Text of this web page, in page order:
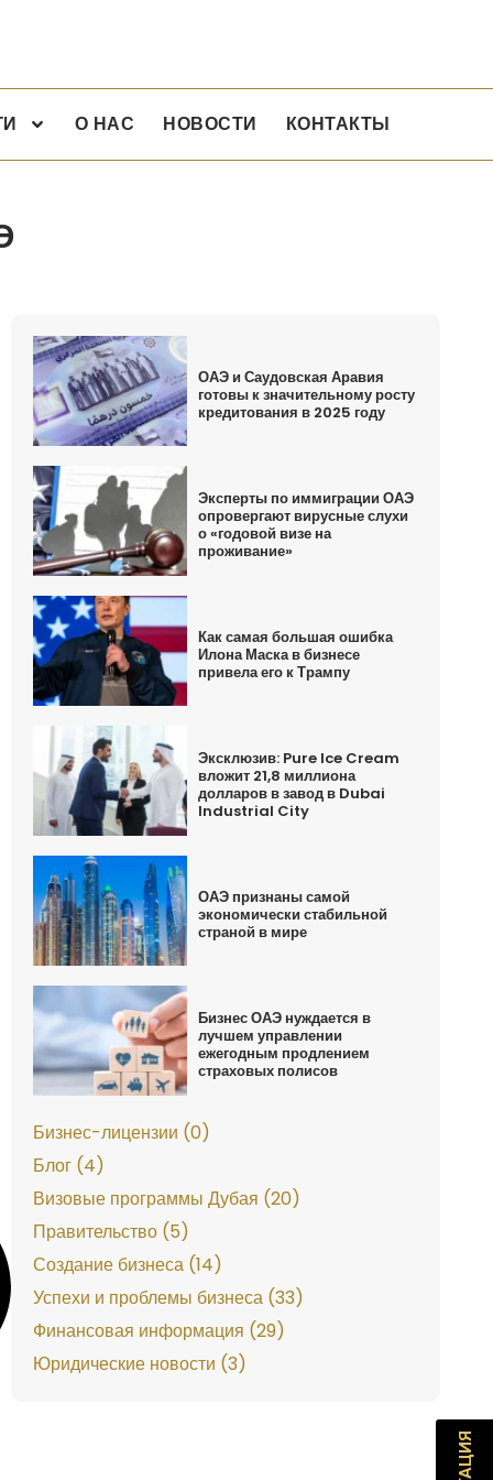
О НАС НОВОСТИ КОНТАКТЫ
ОАЭ и Саудовская Аравия
готовы к значительному росту
кредитования в 2025 году
Эксперты по иммиграции ОАЭ
опровергают вирусные слухи
о «годовой визе на
проживание»
Как самая большая ошибка
Илона Маска в бизнесе
привела его к Трампу
Эксклюзив: Pure Ice Cream
вложит 21,8 миллиона
долларов в завод в Dubai
Industrial City
ОАЭ признаны самой
экономически стабильной
страной в мире
Бизнес ОАЭ нуждается в
лучшем управлении
ежегодным продлением
страховых полисов
Бизнес-лицензии (0)
Блог (4)
Визовые программы Дубая (20)
Правительство (5)
Создание бизнеса (14)
Успехи и проблемы бизнеса (33)
Финансовая информация (29)
Юридические новости (3)